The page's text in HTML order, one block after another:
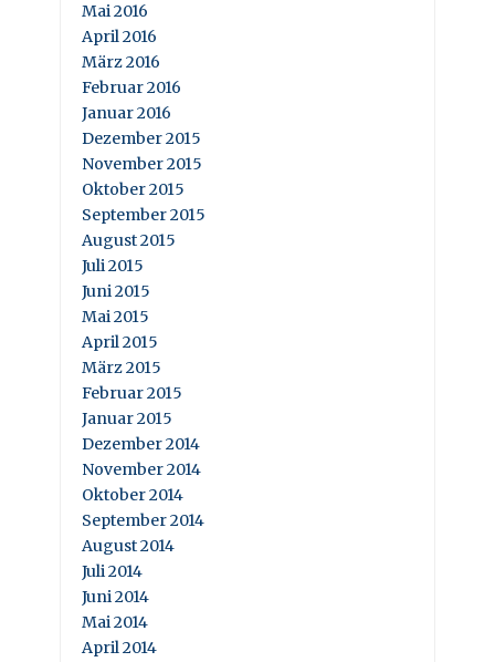
Mai 2016
April 2016
März 2016
Februar 2016
Januar 2016
Dezember 2015
November 2015
Oktober 2015
September 2015
August 2015
Juli 2015
Juni 2015
Mai 2015
April 2015
März 2015
Februar 2015
Januar 2015
Dezember 2014
November 2014
Oktober 2014
September 2014
August 2014
Juli 2014
Juni 2014
Mai 2014
April 2014